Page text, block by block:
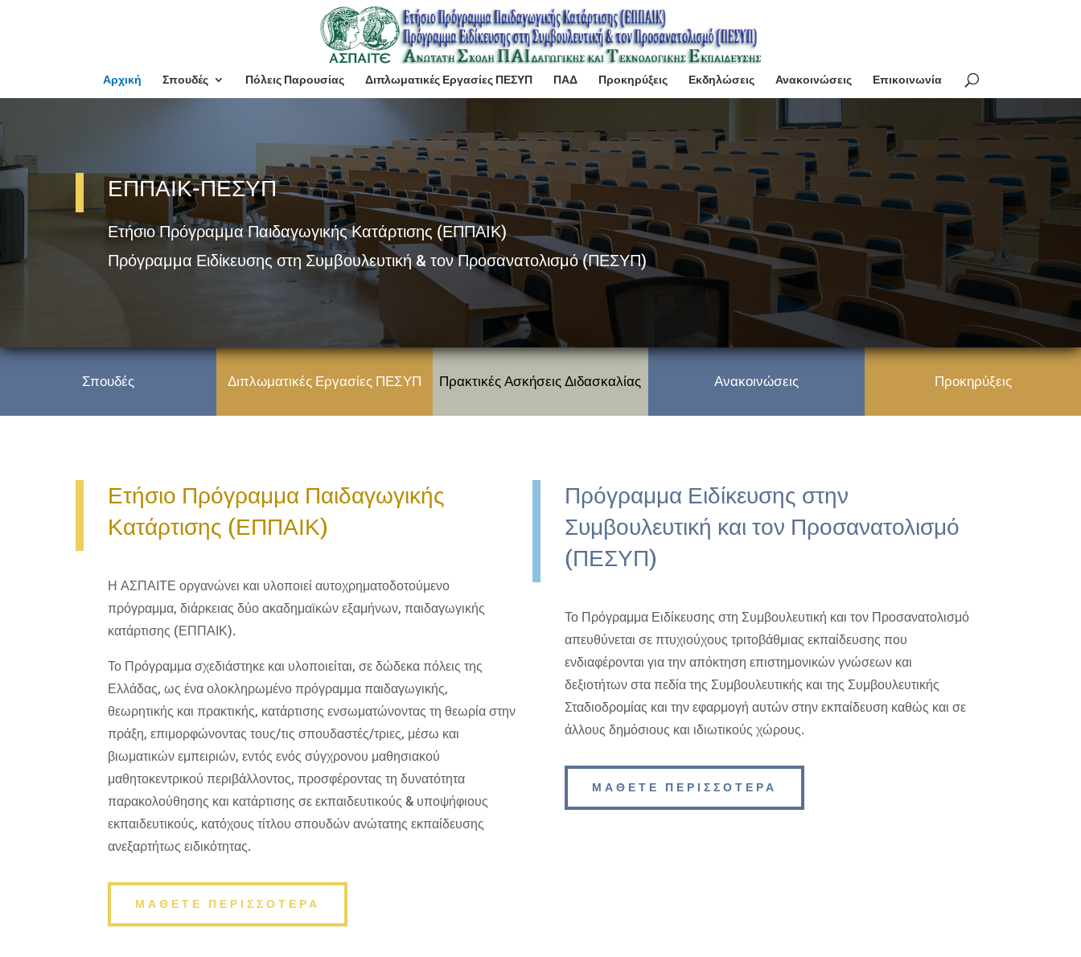
Αρχική Σπουδές Πόλεις Παρουσίας Διπλωματικές Εργασίες ΠΕΣΥΠ ΠΑΔ Προκηρύξεις Εκδηλώσεις Ανακοινώσεις Επικοινωνία
ΕΠΠΑΙΚ-ΠΕΣΥΠ
Ετήσιο Πρόγραμμα Παιδαγωγικής Κατάρτισης (ΕΠΠΑΙΚ)
Πρόγραμμα Ειδίκευσης στη Συμβουλευτική & τον Προσανατολισμό (ΠΕΣΥΠ)
Σπουδές Διπλωματικές Εργασίες ΠΕΣΥΠ Πρακτικές Ασκήσεις Διδασκαλίας Ανακοινώσεις Προκηρύξεις
Ετήσιο Πρόγραμμα Παιδαγωγικής
Κατάρτισης (ΕΠΠΑΙΚ)
Η ΑΣΠΑΙΤΕ οργανώνει και υλοποιεί αυτοχρηματοδοτούμενο
πρόγραμμα, διάρκειας δύο ακαδημαϊκών εξαμήνων, παιδαγωγικής
κατάρτισης (ΕΠΠΑΙΚ).
Το Πρόγραμμα σχεδιάστηκε και υλοποιείται, σε δώδεκα πόλεις της
Ελλάδας, ως ένα ολοκληρωμένο πρόγραμμα παιδαγωγικής,
θεωρητικής και πρακτικής, κατάρτισης ενσωματώνοντας τη θεωρία στην
πράξη, επιμορφώνοντας τους/τις σπουδαστές/τριες, μέσω και
βιωματικών εμπειριών, εντός ενός σύγχρονου μαθησιακού
μαθητοκεντρικού περιβάλλοντος, προσφέροντας τη δυνατότητα
παρακολούθησης και κατάρτισης σε εκπαιδευτικούς & υποψήφιους
εκπαιδευτικούς, κατόχους τίτλου σπουδών ανώτατης εκπαίδευσης
ανεξαρτήτως ειδικότητας.
ΜΑΘΕΤΕ ΠΕΡΙΣΣΟΤΕΡΑ
Πρόγραμμα Ειδίκευσης στην
Συμβουλευτική και τον Προσανατολισμό
(ΠΕΣΥΠ)
Το Πρόγραμμα Ειδίκευσης στη Συμβουλευτική και τον Προσανατολισμό
απευθύνεται σε πτυχιούχους τριτοβάθμιας εκπαίδευσης που
ενδιαφέρονται για την απόκτηση επιστημονικών γνώσεων και
δεξιοτήτων στα πεδία της Συμβουλευτικής και της Συμβουλευτικής
Σταδιοδρομίας και την εφαρμογή αυτών στην εκπαίδευση καθώς και σε
άλλους δημόσιους και ιδιωτικούς χώρους.
ΜΑΘΕΤΕ ΠΕΡΙΣΣΟΤΕΡΑ